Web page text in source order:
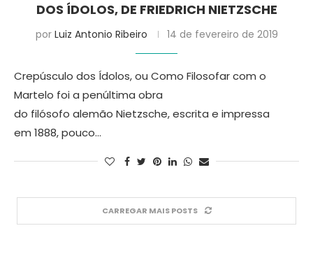
DOS ÍDOLOS, DE FRIEDRICH NIETZSCHE
por Luiz Antonio Ribeiro 14 de fevereiro de 2019
Crepúsculo dos Ídolos, ou Como Filosofar com o
Martelo foi a penúltima obra
do filósofo alemão Nietzsche, escrita e impressa
em 1888, pouco…
CARREGAR MAIS POSTS